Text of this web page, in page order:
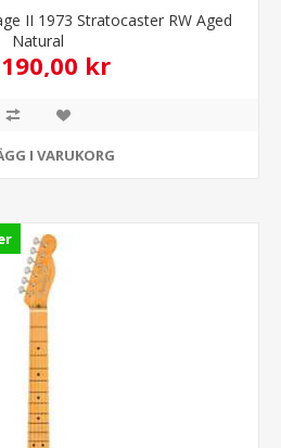
II 1973 Stratocaster RW Aged
Natural
kr
I VARUKORG